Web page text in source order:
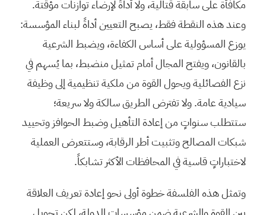
مكافأة على سابقة قتالية، ولا أداةً لإرضاء توازنات مؤقتة.
وعند هذه النقطة فقط، يصبح التعيين أداةً لبناء المؤسسة:
يوزع المسؤولية على أساس الكفاءة، ويضبط الشرعية
بالقانون، ويفتح المجال أمام تمثيل منضبط، بما يُسهم في
نزع الفصائلية ويحول القوة من ملكية تنظيمية إلى وظيفة
سيادية عامة. ولا تفترض الطريق سالكة ولا سريعة؛
ستتطلب سنواتٍ من إعادة التأهيل وضبط الحوافز وتحييد
شبكات المصالح وتثبيت أطر الرقابة، وستتعرض العملية
لاختباراتٍ قاسية في المحافظات الأكثر تشابكاً.
وتمثل هذه الفلسفة خطوة أولى نحو إعادة تعريف العلاقة